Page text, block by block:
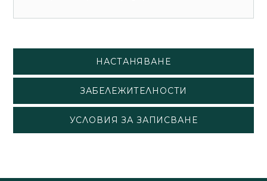
НАСТАНЯВАНЕ
ЗАБЕЛЕЖИТЕЛНОСТИ
УСЛОВИЯ ЗА ЗАПИСВАНЕ